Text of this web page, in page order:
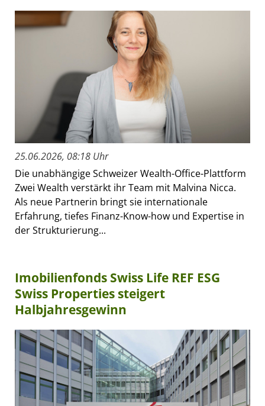
25.06.2026, 08:18 Uhr
Die unabhängige Schweizer Wealth-Office-Plattform
Zwei Wealth verstärkt ihr Team mit Malvina Nicca.
Als neue Partnerin bringt sie internationale
Erfahrung, tiefes Finanz-Know-how und Expertise in
der Strukturierung...
Imobilienfonds Swiss Life REF ESG
Swiss Properties steigert
Halbjahresgewinn